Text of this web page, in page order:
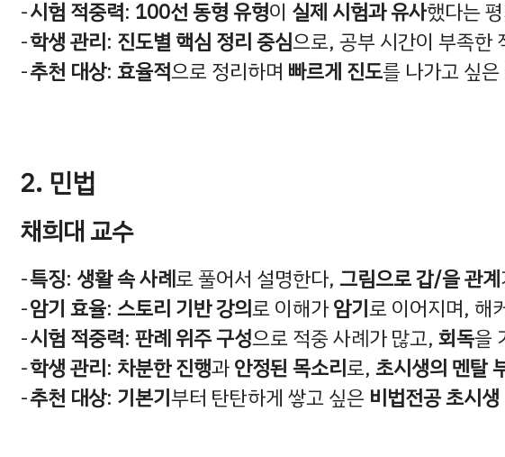
시험 적중력: 100선 동형 유형이 실제 시험과 유사했다는
학생 관리: 진도별 핵심 정리 중심으로, 공부 시간이 부족한
추천 대상: 효율적으로 정리하며 빠르게 진도를 나가고 싶은
2. 민법
채희대 교수
특징: 생활 속 사례로 풀어서 설명한다, 그림으로 갑/을 관계
암기 효율: 스토리 기반 강의로 이해가암기로 이어지며, 해
시험 적중력: 판례 위주 구성으로 적중 사례가 많고, 회독을
학생 관리: 차분한 진행과안정된 목소리로, 초시생의 멘탈
추천 대상: 기본기부터 탄탄하게 쌓고 싶은 비법전공 초시생